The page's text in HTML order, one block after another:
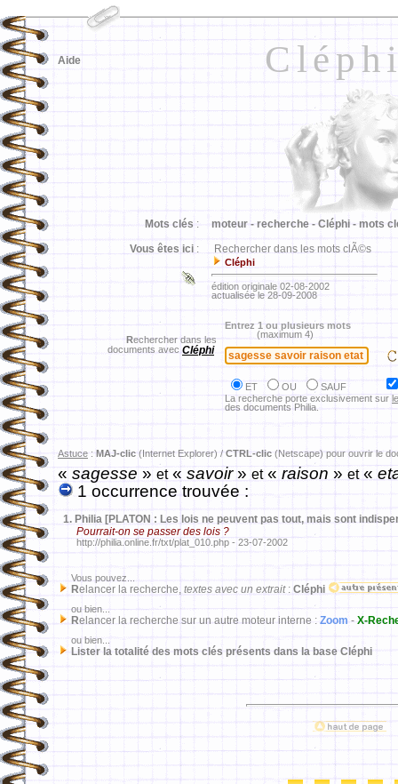
Aide
Mots clés : moteur - recherche - Cléphi - mots
Vous êtes ici : Rechercher dans les mots clÃ©s
Cléphi
édition originale 02-08-2002
actualisée le 28-09-2008
Rechercher dans les
documents avec Cléphi
Entrez 1 ou plusieurs mots
(maximum 4)
ET OU
SAUF
La recherche porte exclusivement sur
des documents Philia.
Astuce : MAJ-clic (Internet Explorer) / CTRL-clic (Netscape) pour ouvrir le
«sagesse » et« savoir» et« raison » et«
1 occurrence trouvée :
1. Philia [PLATON : Les lois ne peuvent pas tout, mais sont
Pourrait-on se passer des lois ?
http://philia.online.fr/txt/plat_010.php - 23-07-2002
Vous pouvez...
Relancer la recherche, textes avec un extrait: Cléphi
ou bien...
Relancer la recherche sur un autre moteur interne : Zoom - X-
ou bien...
Lister la totalité des mots clés présents dans la base Cléphi